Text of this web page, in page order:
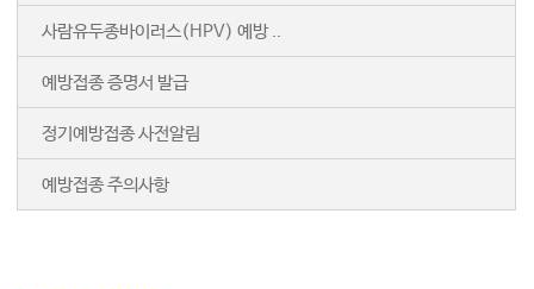
사람유두종바이러스(HPV) 예방 ..
예방접종 증명서 발급
정기예방접종 사전알림
예방접종 주의사항